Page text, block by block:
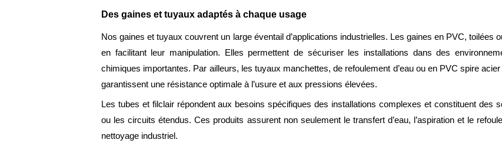
Des gaines et tuyaux adaptés à chaque usage
Nos gaines et tuyaux couvrent un large éventail d’applications industrielles. Les gaines en PVC, toilées
en facilitant leur manipulation. Elles permettent de sécuriser les installations dans des
chimiques importantes. Par ailleurs, les tuyaux manchettes, de refoulement d’eau ou en PVC spire
garantissent une résistance optimale à l’usure et aux pressions élevées.
Les tubes et filclair répondent aux besoins spécifiques des installations complexes et constituent des
ou les circuits étendus. Ces produits assurent non seulement le transfert d’eau, l’aspiration et le
nettoyage industriel.